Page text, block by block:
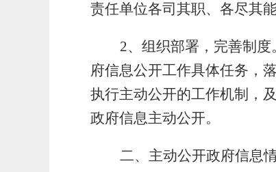
责任单位各司其职、各尽其
2、组织部署，完善制
府信息公开工作具体任务，
执行主动公开的工作机制，
政府信息主动公开。
二、主动公开政府信息